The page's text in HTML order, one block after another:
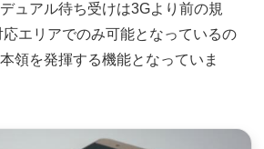
ュアル待ち受けは3Gより前の規
エリアでのみ可能となっているの
領を発揮する機能となっていま